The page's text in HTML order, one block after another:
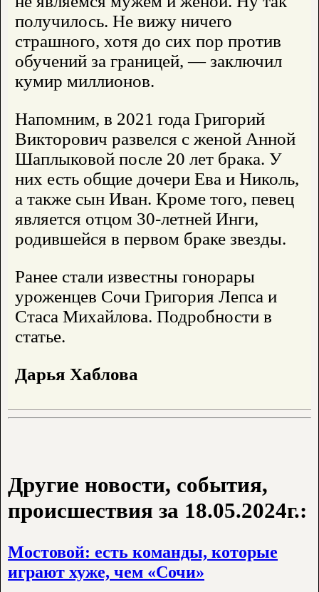
получилось. Не вижу ничего
страшного, хотя до сих пор против
обучений за границей, — заключил
кумир миллионов.
Напомним, в 2021 года Григорий
Викторович развелся с женой Анной
Шаплыковой после 20 лет брака. У
них есть общие дочери Ева и Николь,
а также сын Иван. Кроме того, певец
является отцом 30-летней Инги,
родившейся в первом браке звезды.
Ранее стали известны гонорары
уроженцев Сочи Григория Лепса и
Стаса Михайлова. Подробности в
статье.
Дарья Хаблова
Другие новости, события,
происшествия за 18.05.2024г.:
Мостовой: есть команды, которые
играют хуже, чем «Сочи»